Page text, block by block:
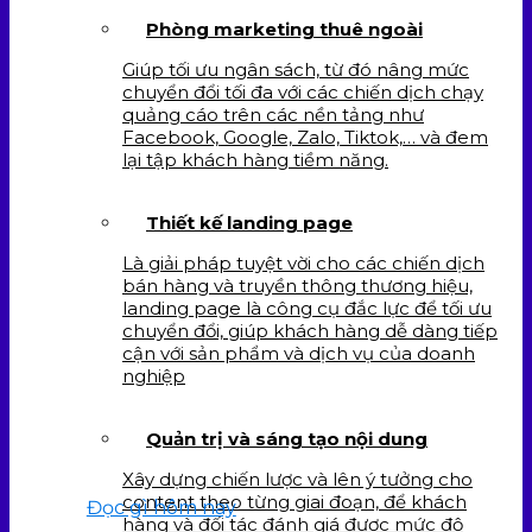
Phòng marketing thuê ngoài
Giúp tối ưu ngân sách, từ đó nâng mức
chuyển đổi tối đa với các chiến dịch chạy
quảng cáo trên các nền tảng như
Facebook, Google, Zalo, Tiktok,… và đem
lại tập khách hàng tiềm năng.
Thiết kế landing page
Là giải pháp tuyệt vời cho các chiến dịch
bán hàng và truyền thông thương hiệu,
landing page là công cụ đắc lực để tối ưu
chuyển đổi, giúp khách hàng dễ dàng tiếp
cận với sản phẩm và dịch vụ của doanh
nghiệp
Quản trị và sáng tạo nội dung
Xây dựng chiến lược và lên ý tưởng cho
content theo từng giai đoạn, để khách
hàng và đối tác đánh giá được mức độ
Đọc gì hôm nay